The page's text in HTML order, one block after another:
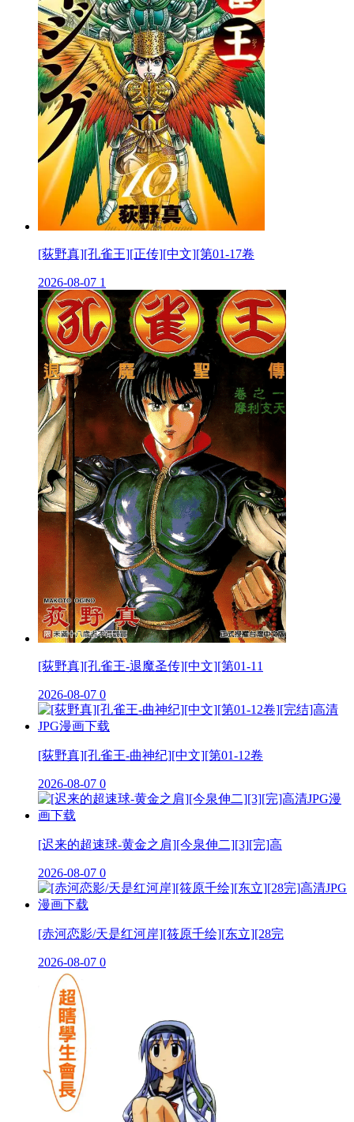
[荻野真][孔雀王][正传][中文][第01-17卷
2026-08-07 1
[荻野真][孔雀王-退魔圣传][中文][第01-11
2026-08-07 0
[荻野真][孔雀王-曲神纪][中文][第01-12卷
2026-08-07 0
[迟来的超速球-黄金之肩][今泉伸二][3][完]高
2026-08-07 0
[赤河恋影/天是红河岸][筱原千绘][东立][28完
2026-08-07 0